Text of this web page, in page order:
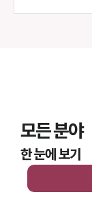
모든 분야
한 눈에 보기